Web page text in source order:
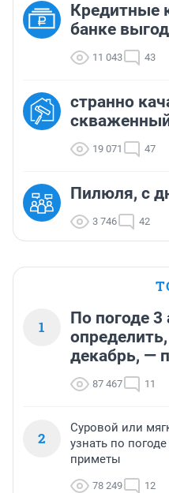
Кредитные
банке
11 043 43
странно
19 071 47
Пилюля, с
3 746 42
1
По погоде
декабрь, —
87 467 11
2
Суровой или
узнать по
приметы
78 249 12